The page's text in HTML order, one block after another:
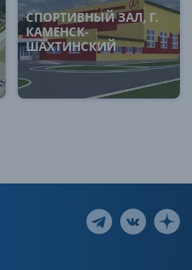
СПОРТИВНЫЙ ЗАЛ, Г.
КАМЕНСК-
ШАХТИНСКИЙ